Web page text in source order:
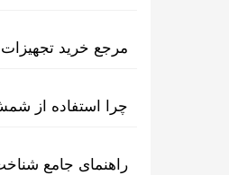
مرجع خرید
چرا استفاده از
راهنمای جامع